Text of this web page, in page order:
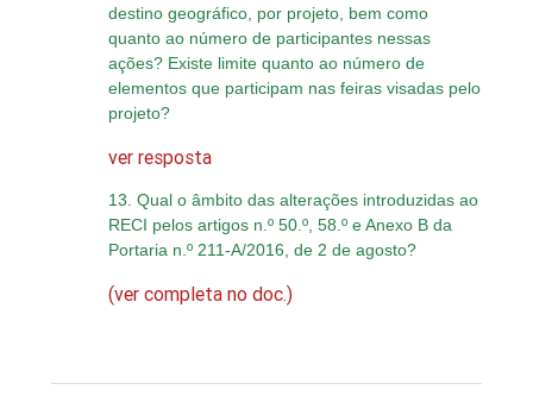
destino geográfico, por projeto, bem como
quanto ao número de participantes nessas
ações? Existe limite quanto ao número de
elementos que participam nas feiras visadas pelo
projeto?
ver resposta
13. Qual o âmbito das alterações introduzidas ao
RECI pelos artigos n.º 50.º, 58.º e Anexo B da
Portaria n.º 211-A/2016, de 2 de agosto?
(ver completa no doc.)